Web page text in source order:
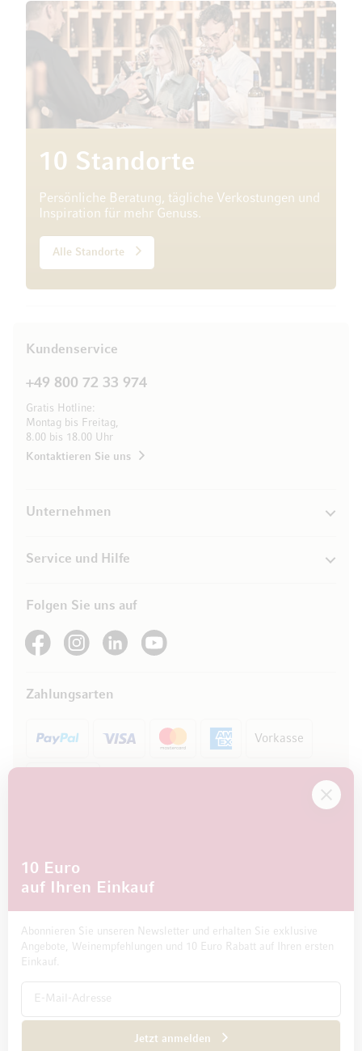
10 Standorte
Persönliche Beratung, tägliche Verkostungen und
Inspiration für mehr Genuss.
Alle Standorte
Kundenservice
+49 800 72 33 974
Gratis Hotline:
Montag bis Freitag,
8.00 bis 18.00 Uhr
Kontaktieren Sie uns
Unternehmen
Service und Hilfe
Folgen Sie uns auf
See our FacebookSee our Instagram account
See our LinkedInSee our YouTube channel
Zahlungsarten
Vorkasse
Datenschutz und Disclaimer
10 Euro
auf Ihren Einkauf
Abonnieren Sie unseren Newsletter und erhalten Sie exklusive
Angebote, Weinempfehlungen und 10 Euro Rabatt auf Ihren ersten
Einkauf.
Jetzt anmelden